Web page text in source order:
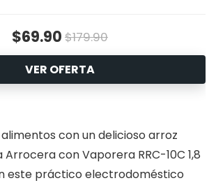
$69.90 $179.90
VER OFERTA
con un delicioso arroz
ArroceraconVaporera RRC-10C 1,8
este práctico electrodoméstico